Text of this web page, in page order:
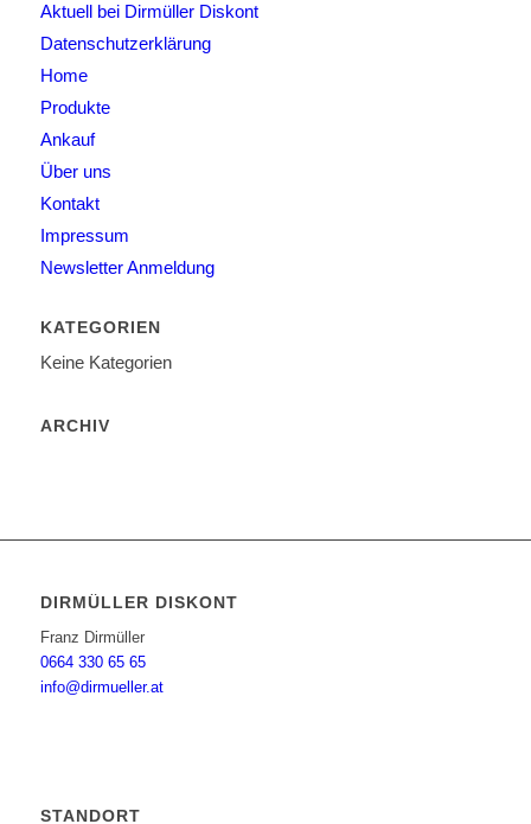
Aktuell bei Dirmüller Diskont
Datenschutzerklärung
Home
Produkte
Ankauf
Über uns
Kontakt
Impressum
Newsletter Anmeldung
KATEGORIEN
Keine Kategorien
ARCHIV
DIRMÜLLER DISKONT
Franz Dirmüller
0664 330 65 65
info@dirmueller.at
STANDORT